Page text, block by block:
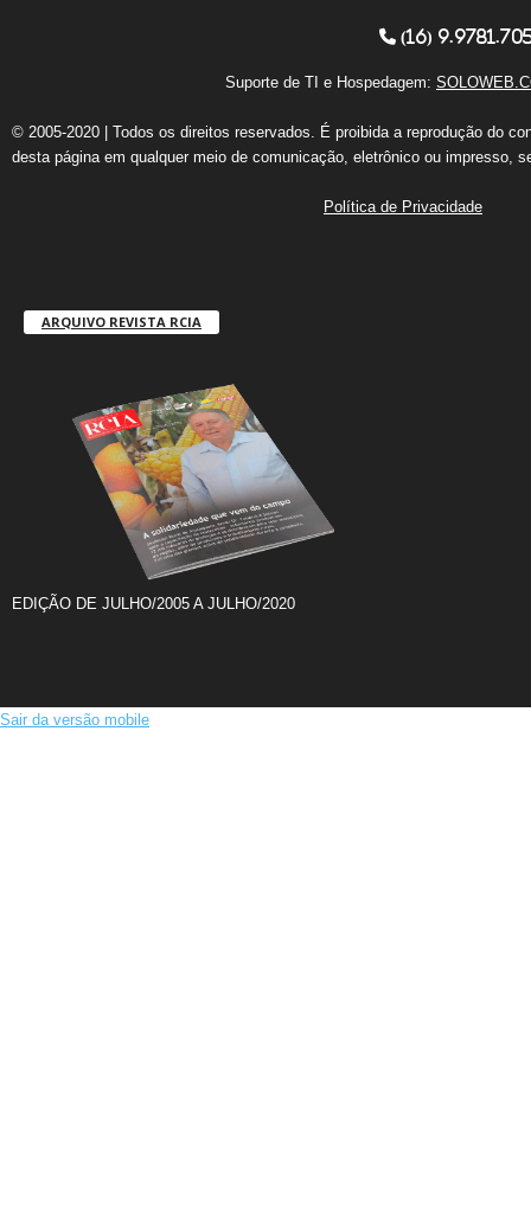
(16)
Suporte de TI e Hospedagem:
© 2005-2020 | Todos os direitos reservados. É proibida a reprodução do
desta página em qualquer meio de comunicação, eletrônico ou impresso,
Política de Privacidade
ARQUIVO REVISTA RCIA
EDIÇÃO DE JULHO/2005 A JULHO/2020
Sair da versão mobile